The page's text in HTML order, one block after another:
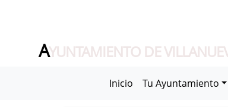
AYUNTAMIENTO DE
Inicio Tu Ayuntamiento